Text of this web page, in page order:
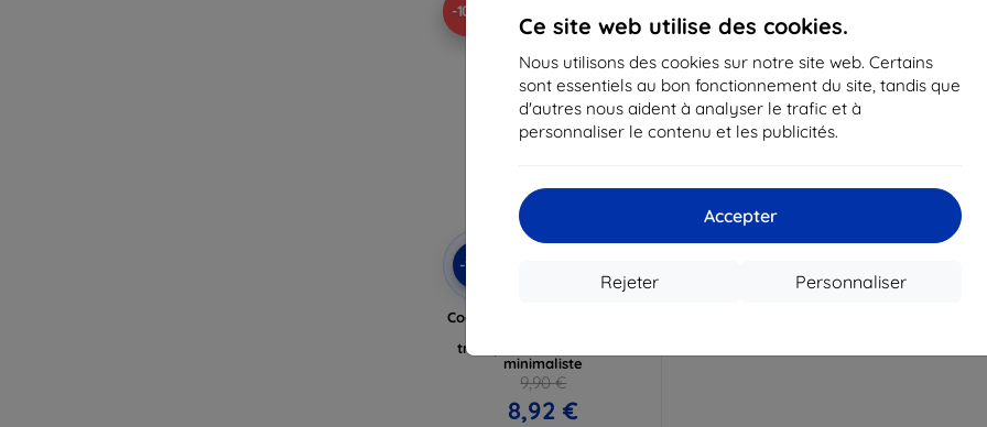
Ce site web utilise des cookies.
Nous utilisons des cookies sur notre site web. Certains
sont essentiels au bon fonctionnement du site, tandis que
d'autres nous aident à analyser le trafic et à
personnaliser le contenu et les publicités.
Accepter
Personnaliser
Rejeter
-10%
-10%
Réduction
Coque Beline Candy Xiaomi
transparente, ultra fine,
minimaliste
9,90 €
8,92 €